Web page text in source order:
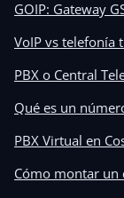
GOIP: Gateway
VoIP vs telefonía
PBX o Central
Qué es un
PBX Virtual en
Cómo montar un